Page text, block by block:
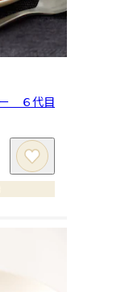
ー ６代目